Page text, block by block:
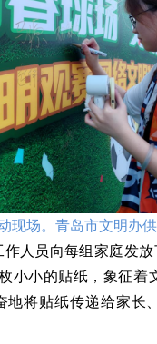
现场。青岛市文明办
员向每组家庭发放
小小的贴纸，象征着
地将贴纸传递给家长